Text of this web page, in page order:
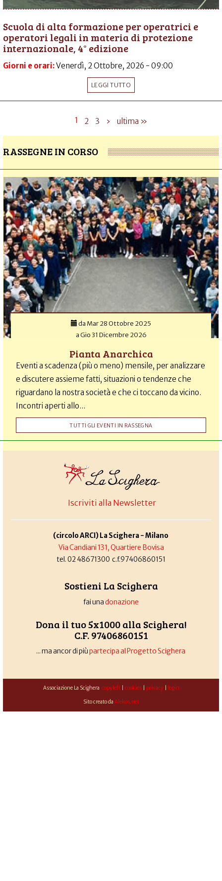
Scuola di alta formazione per operatrici e
operatori legali in materia di protezione
internazionale, 4° edizione
Giorni e orari:Venerdì, 2 Ottobre, 2026 - 09:00
LEGGI TUTTO
1 2 3 › ultima »
RASSEGNE IN CORSO
da Mar 28 Ottobre 2025
aGio 31 Dicembre 2026
Pianta Anarchica
Eventi a scadenza (più o meno) mensile, per analizzare
e discutere assieme fatti, situazioni o tendenze che
riguardano la nostra società e che ci toccano da vicino.
Incontri aperti allo...
TUTTI GLI EVENTI IN RASSEGNA
Iscriviti alla Newsletter
(circolo ARCI) La Scighera - Milano
Via Candiani 131, Quartiere Bovisa
tel. 02 48671300 c.f.97406860151
Sostieni La Scighera
fai unadonazione
Dona il tuo 5x1000 alla Scighera!
C.F. 97406860151
... ma ancor di piùpartecipa al Progetto Scighera
Associazione La Scighera copyleft| cookies| privacy| login
Sito creato da Alekos.net